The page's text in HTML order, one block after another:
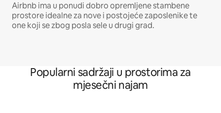
Airbnb ima u ponudi dobro opremljene stambene
prostore idealne za nove i postojeće zaposlenike te
one koji se zbog posla sele u drugi grad.
Popularni sadržaji u prostorima za
mjesečni najam